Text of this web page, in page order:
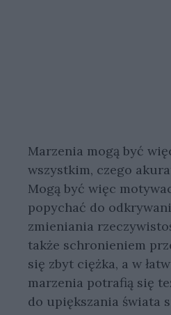
Marzenia mogą być
wszystkim, czego
Mogą być więc
popychać do
zmieniania
także schronieniem
się zbyt ciężka, a w
marzenia potrafią się
do upiększania świata